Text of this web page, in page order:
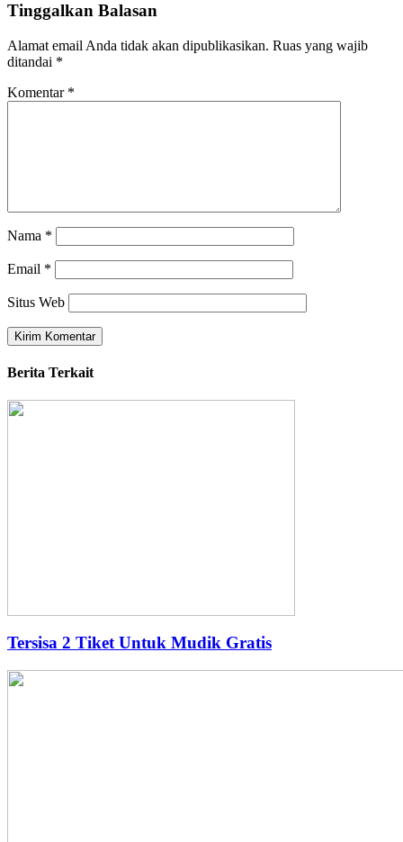
Tinggalkan Balasan
Alamat email Anda tidak akan dipublikasikan. Ruas yang wajib
ditandai *
Komentar *
Nama *
Email *
Situs Web
Berita Terkait
Tersisa 2 Tiket Untuk Mudik Gratis